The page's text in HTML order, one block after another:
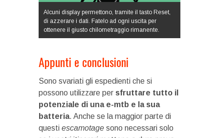
Alcuni display permettono, tramite il tasto Reset,
di azzerare i dati. Fatelo ad ogni uscita per
ottenere il giusto chilometraggio rimanente.
Appunti e conclusioni
Sono svariati gli espedienti che si
possono utilizzare per sfruttare tutto il
potenziale di una e-mtb e la sua
batteria. Anche se la maggior parte di
questi escamotage sono necessari solo